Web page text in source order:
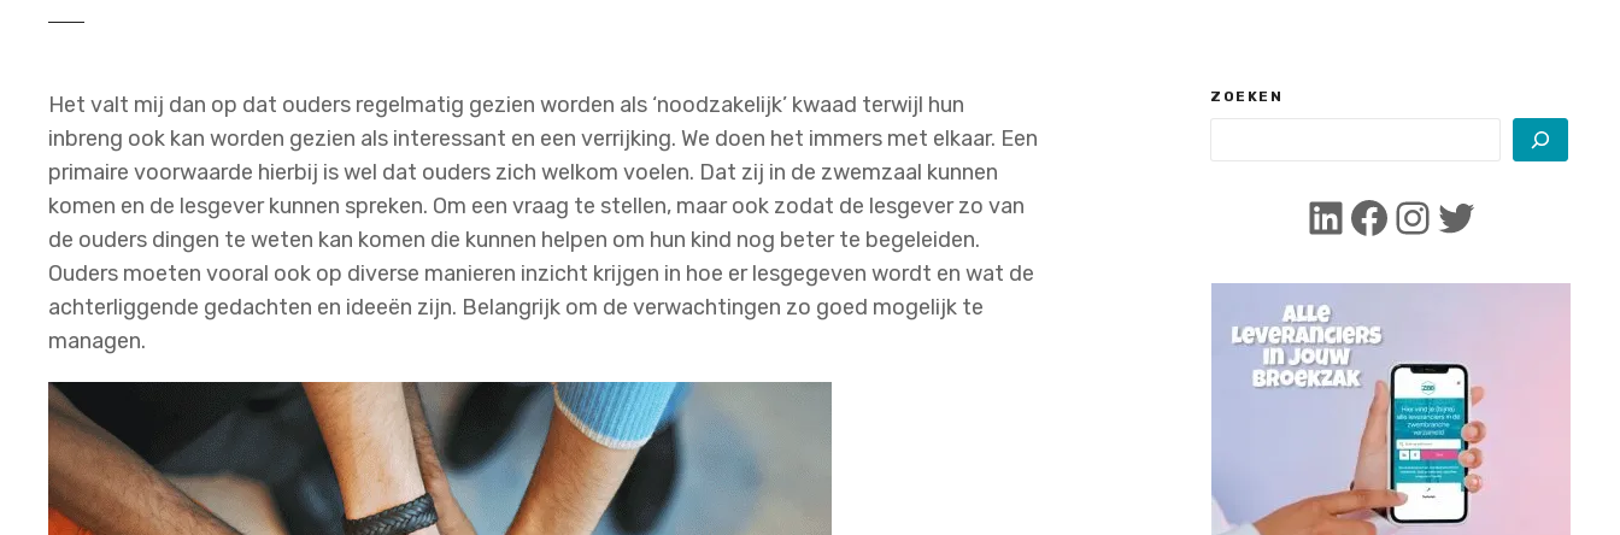
Het valt mij dan op dat ouders regelmatig gezien worden als ‘noodzakelijk’ kwaad terwijl hun
inbreng ook kan worden gezien als interessant en een verrijking. We doen het immers met elkaar. Een
primaire voorwaarde hierbij is wel dat ouders zich welkom voelen. Dat zij in de zwemzaal kunnen
komen en de lesgever kunnen spreken. Om een vraag te stellen, maar ook zodat de lesgever zo van
de ouders dingen te weten kan komen die kunnen helpen om hun kind nog beter te begeleiden.
Ouders moeten vooral ook op diverse manieren inzicht krijgen in hoe er lesgegeven wordt en wat de
achterliggende gedachten en ideeën zijn. Belangrijk om de verwachtingen zo goed mogelijk te
managen.
ZOEKEN
LinkedIn Facebook Instagram Twitter